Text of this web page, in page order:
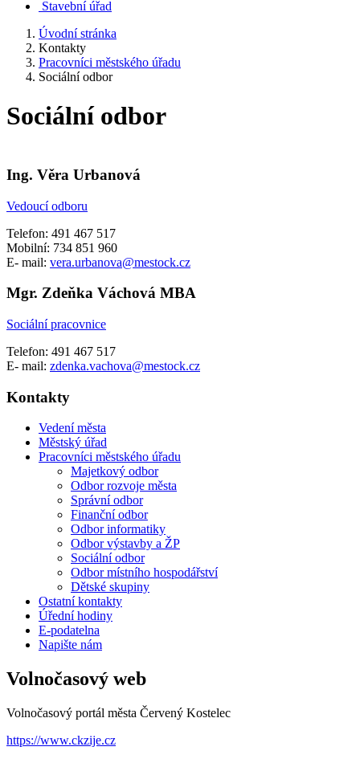
Stavební úřad
Úvodní stránka
Kontakty
Pracovníci městského úřadu
Sociální odbor
Sociální odbor
Ing. Věra Urbanová
Vedoucí odboru
Telefon: 491 467 517
Mobilní: 734 851 960
E- mail: vera.urbanova@mestock.cz
Mgr. Zdeňka Váchová MBA
Sociální pracovnice
Telefon: 491 467 517
E- mail: zdenka.vachova@mestock.cz
Kontakty
Vedení města
Městský úřad
Pracovníci městského úřadu
Majetkový odbor
Odbor rozvoje města
Správní odbor
Finanční odbor
Odbor informatiky
Odbor výstavby a ŽP
Sociální odbor
Odbor místního hospodářství
Dětské skupiny
Ostatní kontakty
Úřední hodiny
E-podatelna
Napište nám
Volnočasový web
Volnočasový portál města Červený Kostelec
https://www.ckzije.cz